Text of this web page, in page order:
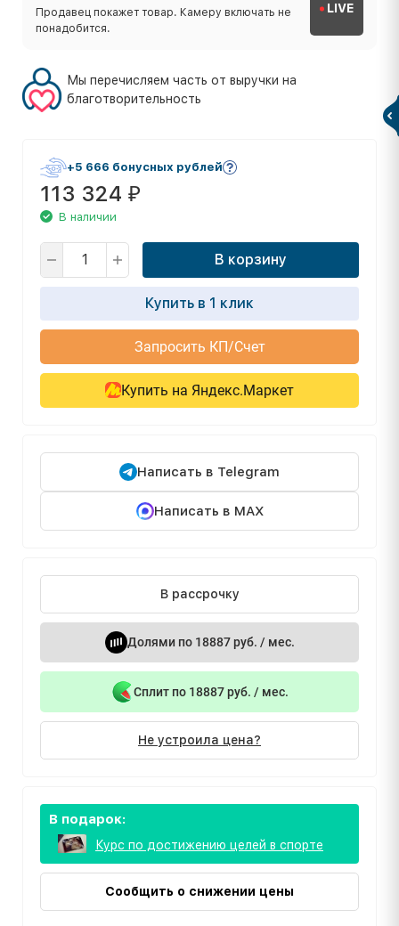
Продавец покажет товар. Камеру включать не
понадобится.
LIVE
Мы перечисляем часть от выручки на
благотворительность
+5 666 бонусных рублей
113 324 ₽
В наличии
В корзину
Купить в 1 клик
Запросить КП/Счет
Купить на Яндекс.Маркет
Написать в Telegram
Написать в MAX
В рассрочку
Долями по 18887 руб. / мес.
Сплит по 18887 руб. / мес.
Не устроила цена?
В подарок:
Курс по достижению целей в спорте
Сообщить о снижении цены